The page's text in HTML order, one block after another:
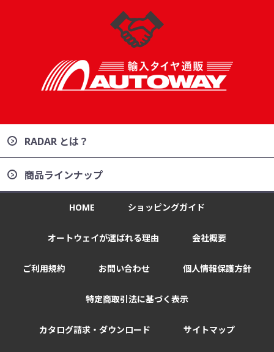
RADAR とは？
商品ラインナップ
HOME ショッピングガイド
オートウェイが選ばれる理由 会社概要
ご利用規約 お問い合わせ 個人情報保護方針
特定商取引法に基づく表示
カタログ請求・ダウンロード サイトマップ